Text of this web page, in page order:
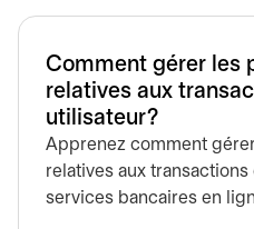
Comment gérer les
relatives aux
utilisateur?
Apprenez comment
relatives aux
services bancaires en